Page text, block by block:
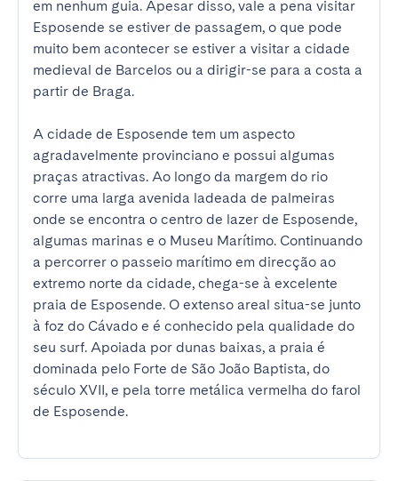
em nenhum guia. Apesar disso, vale a pena visitar
Esposende se estiver de passagem, o que pode
muito bem acontecer se estiver a visitar a cidade
medieval de Barcelos ou a dirigir-se para a costa a
partir de Braga.
A cidade de Esposende tem um aspecto
agradavelmente provinciano e possui algumas
praças atractivas. Ao longo da margem do rio
corre uma larga avenida ladeada de palmeiras
onde se encontra o centro de lazer de Esposende,
algumas marinas e o Museu Marítimo. Continuando
a percorrer o passeio marítimo em direcção ao
extremo norte da cidade, chega-se à excelente
praia de Esposende. O extenso areal situa-se junto
à foz do Cávado e é conhecido pela qualidade do
seu surf. Apoiada por dunas baixas, a praia é
dominada pelo Forte de São João Baptista, do
século XVII, e pela torre metálica vermelha do farol
de Esposende.